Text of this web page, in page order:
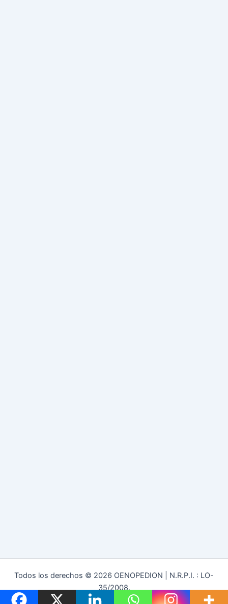
Todos los derechos © 2026 OENOPEDION | N.R.P.I. : LO-
35/2008.